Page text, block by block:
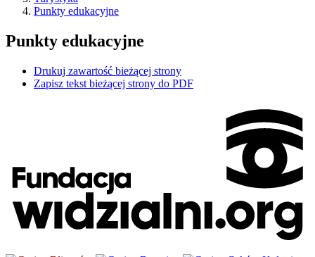
Punkty edukacyjne
Punkty edukacyjne
Drukuj zawartość bieżącej strony
Zapisz tekst bieżącej strony do PDF